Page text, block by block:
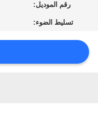
مراقبة
الجودة
رقم الموديل:
تسليط الضوء: